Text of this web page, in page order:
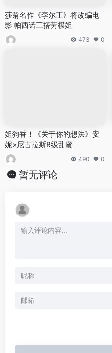
莎翁名作《李尔王》将改编电
影 帕西诺三搭劳模姐
473 0
姐狗香！《关于你的想法》安
妮×尼古拉斯R级甜蜜
490 0
暂无评论